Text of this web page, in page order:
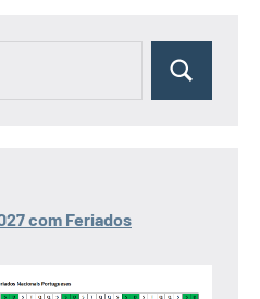
Pesquisar
com Feriados